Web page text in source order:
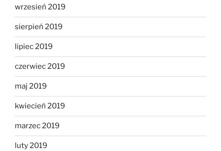
wrzesień 2019
sierpień 2019
lipiec 2019
czerwiec 2019
maj 2019
kwiecień 2019
marzec 2019
luty 2019